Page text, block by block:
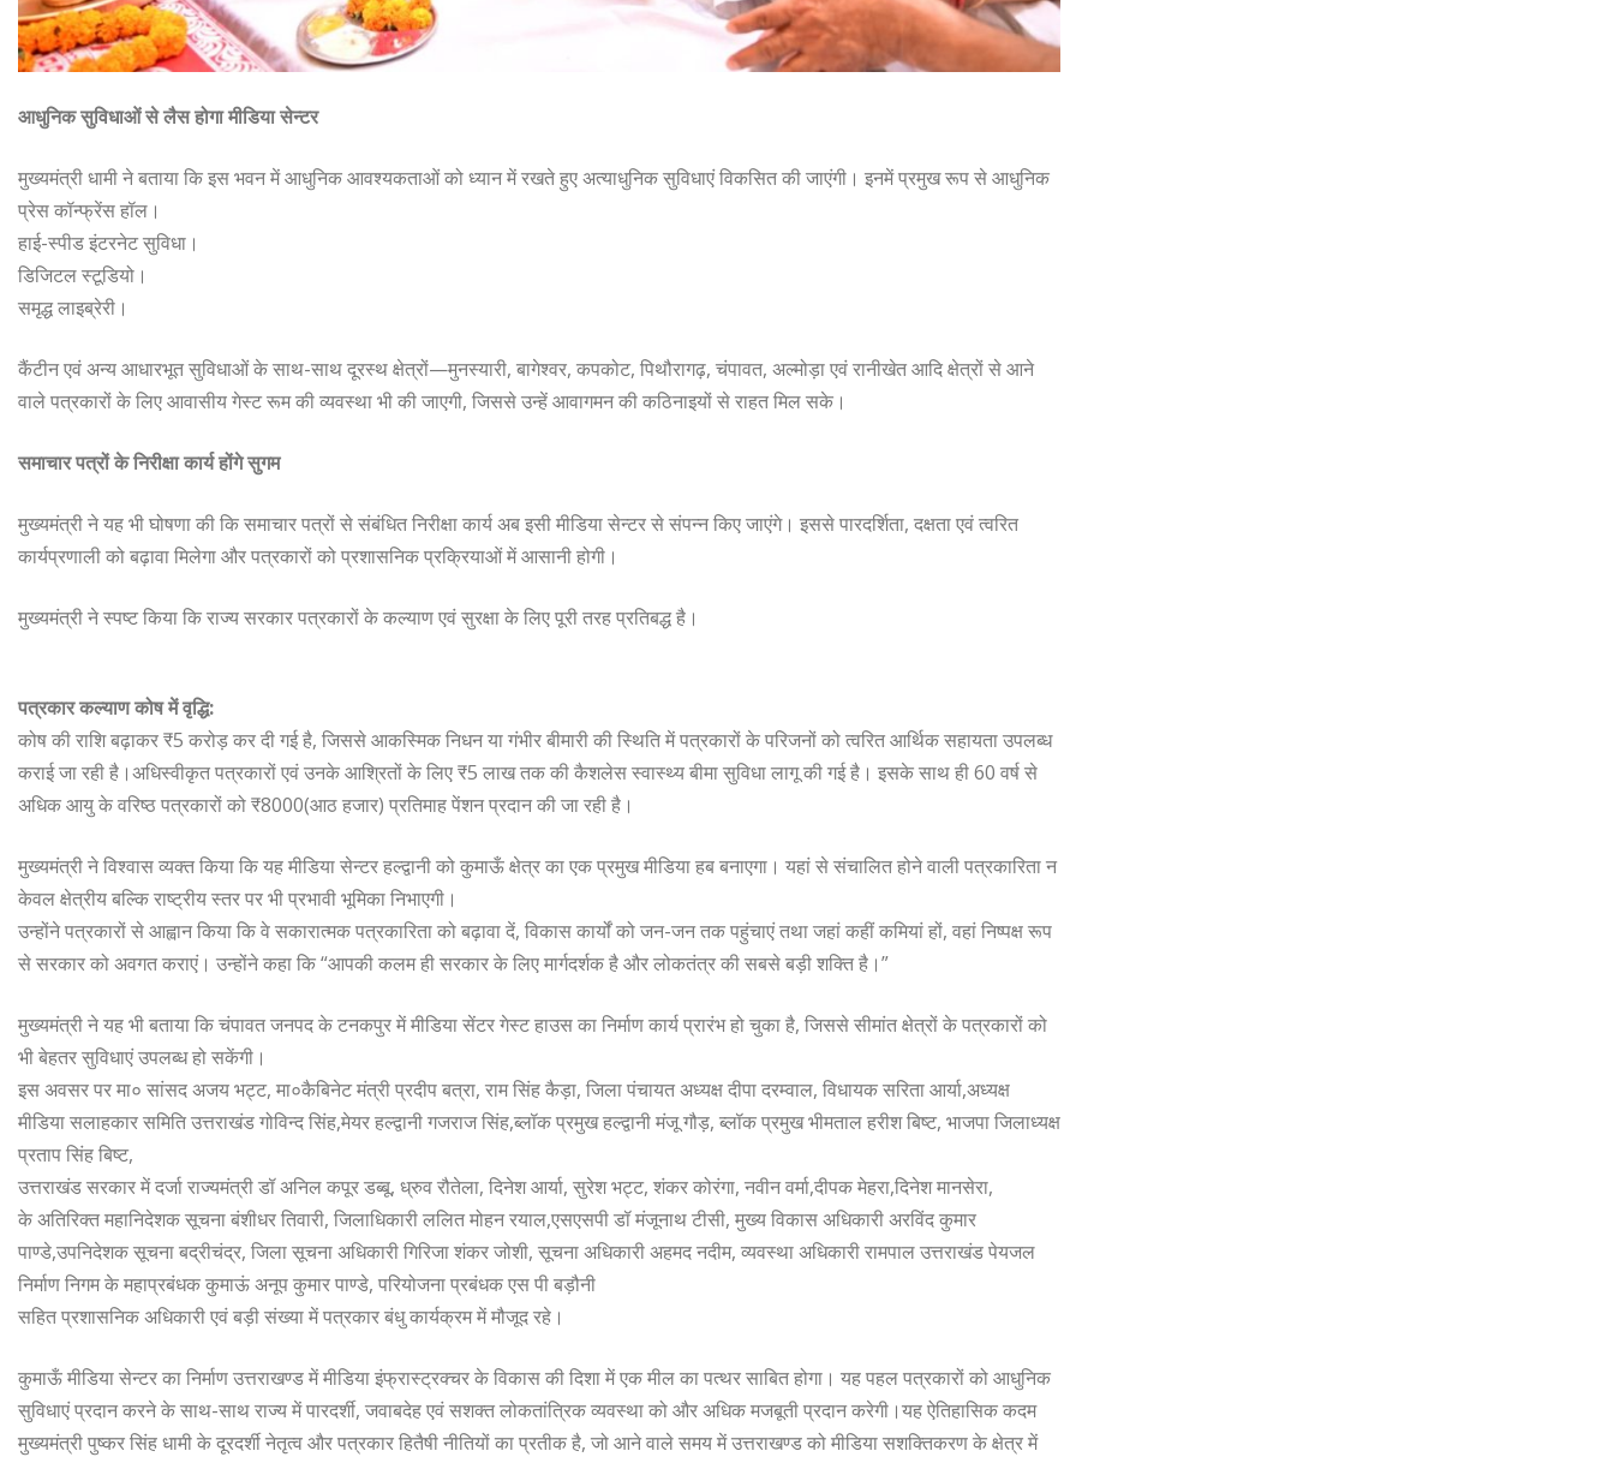
आधुनिक सुविधाओं से लैस होगा मीडिया सेन्टर
मुख्यमंत्री धामी ने बताया कि इस भवन में आधुनिक आवश्यकताओं को ध्यान में रखते हुए अत्याधुनिक सुविधाएं विकसित की जाएंगी। इनमें प्रमुख रूप से आधुनिक
प्रेस कॉन्फ्रेंस हॉल।
हाई-स्पीड इंटरनेट सुविधा।
डिजिटल स्टूडियो।
समृद्ध लाइब्रेरी।
कैंटीन एवं अन्य आधारभूत सुविधाओं के साथ-साथ दूरस्थ क्षेत्रों—मुनस्यारी, बागेश्वर, कपकोट, पिथौरागढ़, चंपावत, अल्मोड़ा एवं रानीखेत आदि क्षेत्रों से आने
वाले पत्रकारों के लिए आवासीय गेस्ट रूम की व्यवस्था भी की जाएगी, जिससे उन्हें आवागमन की कठिनाइयों से राहत मिल सके।
समाचार पत्रों के निरीक्षा कार्य होंगे सुगम
मुख्यमंत्री ने यह भी घोषणा की कि समाचार पत्रों से संबंधित निरीक्षा कार्य अब इसी मीडिया सेन्टर से संपन्न किए जाएंगे। इससे पारदर्शिता, दक्षता एवं त्वरित
कार्यप्रणाली को बढ़ावा मिलेगा और पत्रकारों को प्रशासनिक प्रक्रियाओं में आसानी होगी।
मुख्यमंत्री ने स्पष्ट किया कि राज्य सरकार पत्रकारों के कल्याण एवं सुरक्षा के लिए पूरी तरह प्रतिबद्ध है।
पत्रकार कल्याण कोष में वृद्धि:
कोष की राशि बढ़ाकर ₹5 करोड़ कर दी गई है, जिससे आकस्मिक निधन या गंभीर बीमारी की स्थिति में पत्रकारों के परिजनों को त्वरित आर्थिक सहायता उपलब्ध
कराई जा रही है।अधिस्वीकृत पत्रकारों एवं उनके आश्रितों के लिए ₹5 लाख तक की कैशलेस स्वास्थ्य बीमा सुविधा लागू की गई है। इसके साथ ही 60 वर्ष से
अधिक आयु के वरिष्ठ पत्रकारों को ₹8000(आठ हजार) प्रतिमाह पेंशन प्रदान की जा रही है।
मुख्यमंत्री ने विश्वास व्यक्त किया कि यह मीडिया सेन्टर हल्द्वानी को कुमाऊँ क्षेत्र का एक प्रमुख मीडिया हब बनाएगा। यहां से संचालित होने वाली पत्रकारिता न
केवल क्षेत्रीय बल्कि राष्ट्रीय स्तर पर भी प्रभावी भूमिका निभाएगी।
उन्होंने पत्रकारों से आह्वान किया कि वे सकारात्मक पत्रकारिता को बढ़ावा दें, विकास कार्यों को जन-जन तक पहुंचाएं तथा जहां कहीं कमियां हों, वहां निष्पक्ष रूप
से सरकार को अवगत कराएं। उन्होंने कहा कि “आपकी कलम ही सरकार के लिए मार्गदर्शक है और लोकतंत्र की सबसे बड़ी शक्ति है।”
मुख्यमंत्री ने यह भी बताया कि चंपावत जनपद के टनकपुर में मीडिया सेंटर गेस्ट हाउस का निर्माण कार्य प्रारंभ हो चुका है, जिससे सीमांत क्षेत्रों के पत्रकारों को
भी बेहतर सुविधाएं उपलब्ध हो सकेंगी।
इस अवसर पर मा० सांसद अजय भट्ट, मा०कैबिनेट मंत्री प्रदीप बत्रा, राम सिंह कैड़ा, जिला पंचायत अध्यक्ष दीपा दरम्वाल, विधायक सरिता आर्या,अध्यक्ष
मीडिया सलाहकार समिति उत्तराखंड गोविन्द सिंह,मेयर हल्द्वानी गजराज सिंह,ब्लॉक प्रमुख हल्द्वानी मंजू गौड़, ब्लॉक प्रमुख भीमताल हरीश बिष्ट, भाजपा जिलाध्यक्ष
प्रताप सिंह बिष्ट,
उत्तराखंड सरकार में दर्जा राज्यमंत्री डॉ अनिल कपूर डब्बू, ध्रुव रौतेला, दिनेश आर्या, सुरेश भट्ट, शंकर कोरंगा, नवीन वर्मा,दीपक मेहरा,दिनेश मानसेरा,
के अतिरिक्त महानिदेशक सूचना बंशीधर तिवारी, जिलाधिकारी ललित मोहन रयाल,एसएसपी डॉ मंजूनाथ टीसी, मुख्य विकास अधिकारी अरविंद कुमार
पाण्डे,उपनिदेशक सूचना बद्रीचंद्र, जिला सूचना अधिकारी गिरिजा शंकर जोशी, सूचना अधिकारी अहमद नदीम, व्यवस्था अधिकारी रामपाल उत्तराखंड पेयजल
निर्माण निगम के महाप्रबंधक कुमाऊं अनूप कुमार पाण्डे, परियोजना प्रबंधक एस पी बड़ौनी
सहित प्रशासनिक अधिकारी एवं बड़ी संख्या में पत्रकार बंधु कार्यक्रम में मौजूद रहे।
कुमाऊँ मीडिया सेन्टर का निर्माण उत्तराखण्ड में मीडिया इंफ्रास्ट्रक्चर के विकास की दिशा में एक मील का पत्थर साबित होगा। यह पहल पत्रकारों को आधुनिक
सुविधाएं प्रदान करने के साथ-साथ राज्य में पारदर्शी, जवाबदेह एवं सशक्त लोकतांत्रिक व्यवस्था को और अधिक मजबूती प्रदान करेगी।यह ऐतिहासिक कदम
मुख्यमंत्री पुष्कर सिंह धामी के दूरदर्शी नेतृत्व और पत्रकार हितैषी नीतियों का प्रतीक है, जो आने वाले समय में उत्तराखण्ड को मीडिया सशक्तिकरण के क्षेत्र में